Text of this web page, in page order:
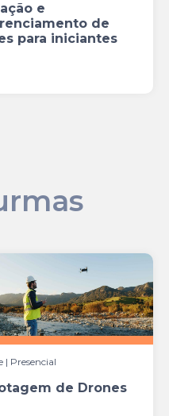
e
de
para iniciantes
| Presencial
de Drones